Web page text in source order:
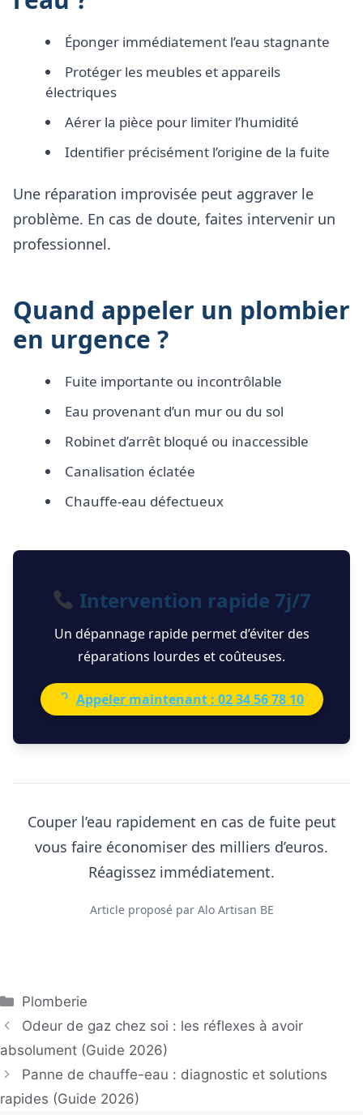
Éponger immédiatement l’eau stagnante
Protéger les meubles et appareils
électriques
Aérer la pièce pour limiter l’humidité
Identifier précisément l’origine de la fuite
Une réparation improvisée peut aggraver le
problème. En cas de doute, faites intervenir un
professionnel.
Quand appeler un plombier
en urgence ?
Fuite importante ou incontrôlable
Eau provenant d’un mur ou du sol
Robinet d’arrêt bloqué ou inaccessible
Canalisation éclatée
Chauffe-eau défectueux
Intervention rapide 7j/7
Un dépannage rapide permet d’éviter des
réparations lourdes et coûteuses.
Appeler maintenant : 02 34 56 78 10
Couper l’eau rapidement en cas de fuite peut
vous faire économiser des milliers d’euros.
Réagissez immédiatement.
Article proposé par Alo Artisan BE
Catégories
Plomberie
Odeur de gaz chez soi : les réflexes à avoir
absolument (Guide 2026)
Panne de chauffe-eau : diagnostic et solutions
rapides (Guide 2026)